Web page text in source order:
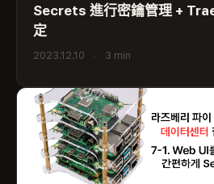
Secrets 進行密鑰管理 +
定
2023.12.10 3 min